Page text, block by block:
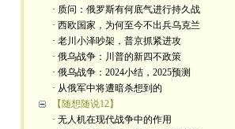
· 质问：俄罗斯有何底气进行持久战
· 西欧国家，为何至今不出兵乌克兰
· 老川小泽吵架，普京抓紧进攻
· 俄乌战争：川普的新四不政策
· 俄乌战争：2024小结，2025预测
· 从俄军中将遭暗杀想到的
【随想随说12】
· 无人机在现代战争中的作用